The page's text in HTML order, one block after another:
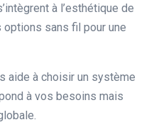
à l’esthétique de
sans fil pour une
aide à choisir un système
à vos besoins mais